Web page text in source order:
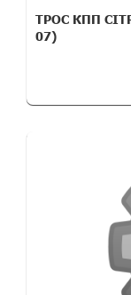
ТРОС КПП
07)